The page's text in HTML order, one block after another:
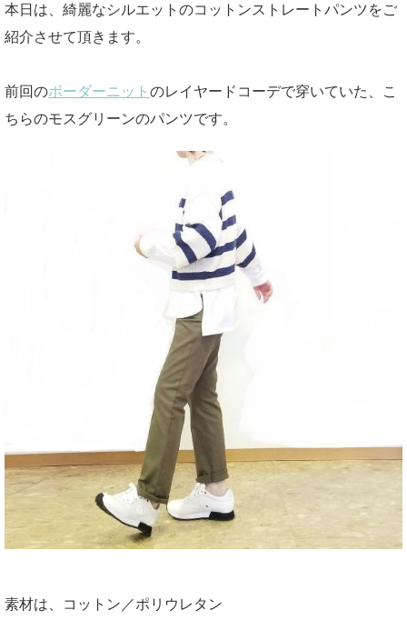
本日は、綺麗なシルエットのコットンストレートパンツをご
紹介させて頂きます。
前回のボーダーニット のレイヤードコーデで穿いていた、こ
ちらのモスグリーンのパンツです。
素材は、コットン／ポリウレタン